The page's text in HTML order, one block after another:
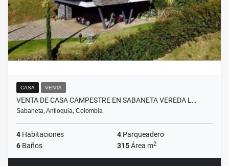
CASA VENTA
VENTA DE CASA CAMPESTRE EN SABANETA VEREDA L…
Sabaneta, Antioquia, Colombia
4 Habitaciones 4 Parqueadero
6 Baños 315Área m2